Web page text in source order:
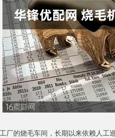
厂的烧毛车间，长期以来依赖人工
深证成指 14110.12 -